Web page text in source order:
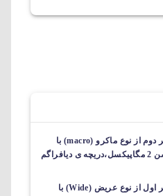
حسگر دوم از نوع ماکرو (macro) با
رزولوشن 2 مگاپیکسل،دریچه ی دیافراگم
حسگر اول از نوع عریض (Wide) با